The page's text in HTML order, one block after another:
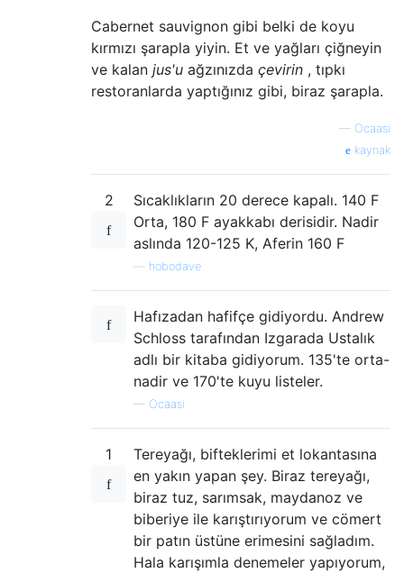
Cabernet sauvignon gibi belki de koyu
kırmızı şarapla yiyin. Et ve yağları çiğneyin
ve kalan jus'u ağzınızda çevirin , tıpkı
restoranlarda yaptığınız gibi, biraz şarapla.
— Ocaasi
kaynak
2
Sıcaklıkların 20 derece kapalı. 140 F
Orta, 180 F ayakkabı derisidir. Nadir
aslında 120-125 K, Aferin 160 F
hobodave
Hafızadan hafifçe gidiyordu. Andrew
Schloss tarafından Izgarada Ustalık
adlı bir kitaba gidiyorum. 135'te orta-
nadir ve 170'te kuyu listeler.
— Ocaasi
1
Tereyağı, bifteklerimi et lokantasına
en yakın yapan şey. Biraz tereyağı,
biraz tuz, sarımsak, maydanoz ve
biberiye ile karıştırıyorum ve cömert
bir patın üstüne erimesini sağladım.
Hala karışımla denemeler yapıyorum,